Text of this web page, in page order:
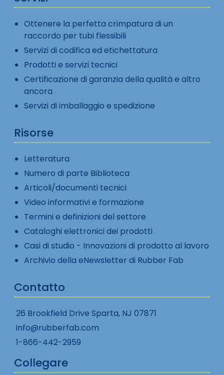
Ottenere la perfetta crimpatura di un
raccordo per tubi flessibili
Servizi di codifica ed etichettatura
Prodotti e servizi tecnici
Certificazione di garanzia della qualità e altro
ancora
Servizi di imballaggio e spedizione
Risorse
Letteratura
Numero di parte Biblioteca
Articoli/documenti tecnici
Video informativi e formazione
Termini e definizioni del settore
Cataloghi elettronici dei prodotti
Casi di studio - Innovazioni di prodotto al lavoro
Archivio della eNewsletter di Rubber Fab
Contatto
26 Brookfield Drive Sparta, NJ 07871
info@rubberfab.com
1-866-442-2959
Collegare